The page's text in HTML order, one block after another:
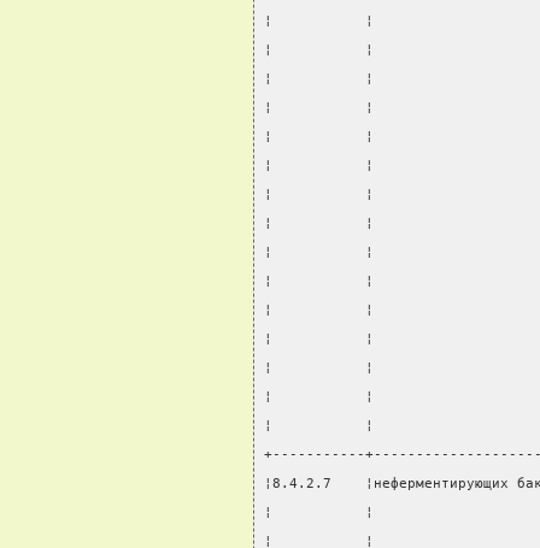
¦           ¦
¦           ¦
¦           ¦
¦           ¦
¦           ¦
¦           ¦
¦           ¦
¦           ¦
¦           ¦
¦           ¦
¦           ¦
¦           ¦
¦           ¦
¦           ¦
¦           ¦
+-----------
¦8.4.2.7
¦           ¦
¦           ¦